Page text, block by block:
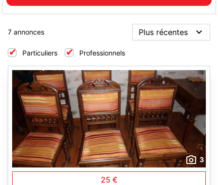
7 annonces
Particuliers Professionnels
3
25 €